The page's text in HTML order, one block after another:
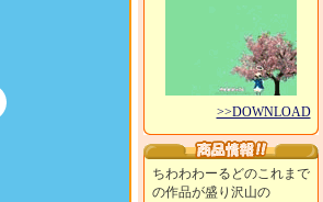
>>DOWNLOAD
ちわわわーるどのこれまで
の作品が盛り沢山の